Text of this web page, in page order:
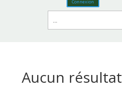
Connexion
Aucun résultat